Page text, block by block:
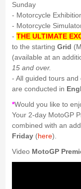
Sunday
- Motorcycle
- Motorcycle
- THE ULTIMATE
to the starting Grid
(available at an
15 and over.
- All guided tours
are conducted in
*Would you like to
Your 2-day MotoGP
combined with an
Friday(here).
Video MotoGP